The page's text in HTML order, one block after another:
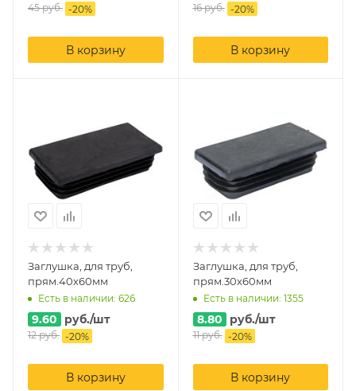
45руб. -20%
В корзину
16руб. -20%
В корзину
Заглушка, для труб,
прям.40х60мм
Есть в наличии: 626
9.60 руб./шт
12руб. -20%
В корзину
Заглушка, для труб,
прям.30х60мм
Есть в наличии: 1355
8.80 руб./шт
11руб. -20%
В корзину